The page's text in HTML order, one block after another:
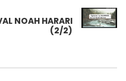
NOAH HARARI
(2/2)